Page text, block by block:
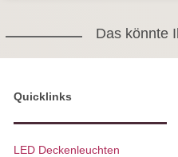
Das könnte
Quicklinks
LED Deckenleuchten